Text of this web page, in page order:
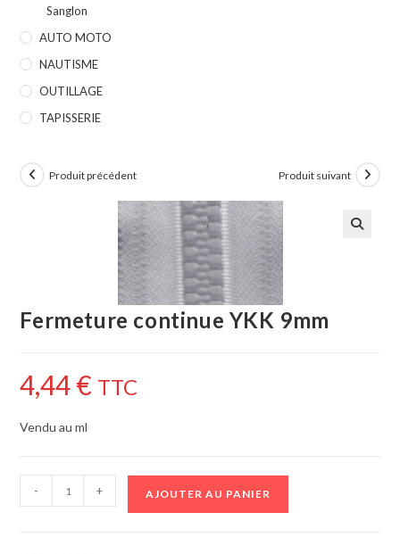
Sanglon
AUTO MOTO
NAUTISME
OUTILLAGE
TAPISSERIE
Produit précédent Produit suivant
Fermeture continue YKK 9mm
4,44€ TTC
Vendu au ml
- + AJOUTER AU PANIER